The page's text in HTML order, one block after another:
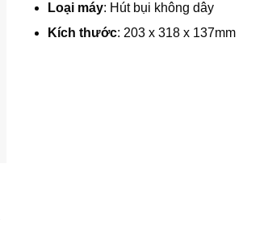
Loại máy: Hút bụi không dây
Kích thước: 203 x 318 x 137mm